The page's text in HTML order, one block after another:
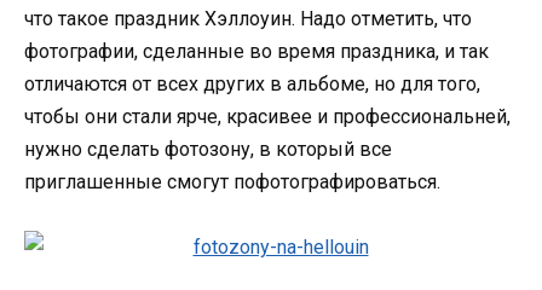
что такое праздник Хэллоуин. Надо отметить, что
фотографии, сделанные во время праздника, и так
отличаются от всех других в альбоме, но для того,
чтобы они стали ярче, красивее и профессиональней,
нужно сделать фотозону, в который все
приглашенные смогут пофотографироваться.